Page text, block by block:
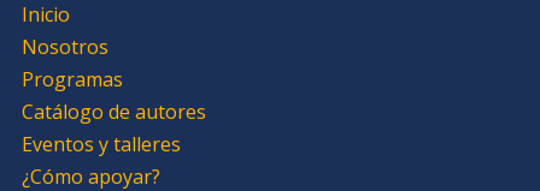
Inicio
Nosotros
Programas
Catálogo de autores
Eventos y talleres
¿Cómo apoyar?